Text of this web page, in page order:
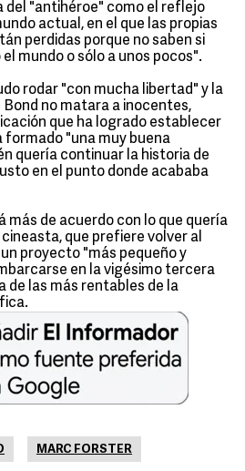
del "antihéroe" como el reflejo
actual, en el que las propias
perdidas porque no saben si
mundo o sólo a unos pocos".
rodar "con mucha libertad" y la
Bond no matara a inocentes,
que ha logrado establecer
formado "una muy buena
quería continuar la historia de
en el punto donde acababa
más de acuerdo con lo que quería
cineasta, que prefiere volver al
proyecto "más pequeño y
en la vigésimo tercera
de las más rentables de la
MARC FORSTER